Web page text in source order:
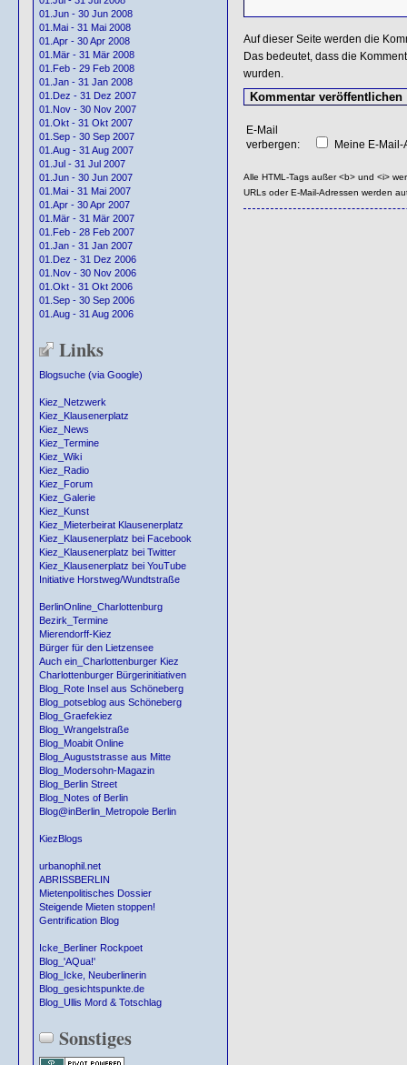
01.Jun - 30 Jun 2008
01.Mai - 31 Mai 2008
01.Apr - 30 Apr 2008
01.Mär - 31 Mär 2008
01.Feb - 29 Feb 2008
01.Jan - 31 Jan 2008
01.Dez - 31 Dez 2007
01.Nov - 30 Nov 2007
01.Okt - 31 Okt 2007
01.Sep - 30 Sep 2007
01.Aug - 31 Aug 2007
01.Jul - 31 Jul 2007
01.Jun - 30 Jun 2007
01.Mai - 31 Mai 2007
01.Apr - 30 Apr 2007
01.Mär - 31 Mär 2007
01.Feb - 28 Feb 2007
01.Jan - 31 Jan 2007
01.Dez - 31 Dez 2006
01.Nov - 30 Nov 2006
01.Okt - 31 Okt 2006
01.Sep - 30 Sep 2006
01.Aug - 31 Aug 2006
Links
Blogsuche (via Google)
Kiez_Netzwerk
Kiez_Klausenerplatz
Kiez_News
Kiez_Termine
Kiez_Wiki
Kiez_Radio
Kiez_Forum
Kiez_Galerie
Kiez_Kunst
Kiez_Mieterbeirat Klausenerplatz
Kiez_Klausenerplatz bei Facebook
Kiez_Klausenerplatz bei Twitter
Kiez_Klausenerplatz bei YouTube
Initiative Horstweg/Wundtstraße
BerlinOnline_Charlottenburg
Bezirk_Termine
Mierendorff-Kiez
Bürger für den Lietzensee
Auch ein_Charlottenburger Kiez
Charlottenburger Bürgerinitiativen
Blog_Rote Insel aus Schöneberg
Blog_potseblog aus Schöneberg
Blog_Graefekiez
Blog_Wrangelstraße
Blog_Moabit Online
Blog_Auguststrasse aus Mitte
Blog_Modersohn-Magazin
Blog_Berlin Street
Blog_Notes of Berlin
Blog@inBerlin_Metropole Berlin
KiezBlogs
urbanophil.net
ABRISSBERLIN
Mietenpolitisches Dossier
Steigende Mieten stoppen!
Gentrification Blog
Icke_Berliner Rockpoet
Blog_'AQua!'
Blog_Icke, Neuberlinerin
Blog_gesichtspunkte.de
Blog_Ullis Mord & Totschlag
Sonstiges
Auf dieser Seite werden die
Das bedeutet, dass die
wurden.
E-Mail
verbergen:
Meine E-
Alle HTML-Tags außer <b> und <i>
URLs oder E-Mail-Adressen werden